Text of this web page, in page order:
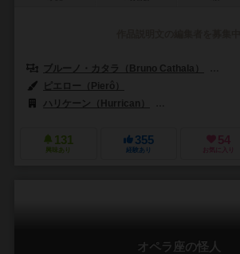
ブルーノ・カタラ（Bruno Cathala）
ピエロー（Pierô）
ハリケーン（Hurrican）
131
興味あり
355
経験あり
54
お気に入り
オペラ座の怪人